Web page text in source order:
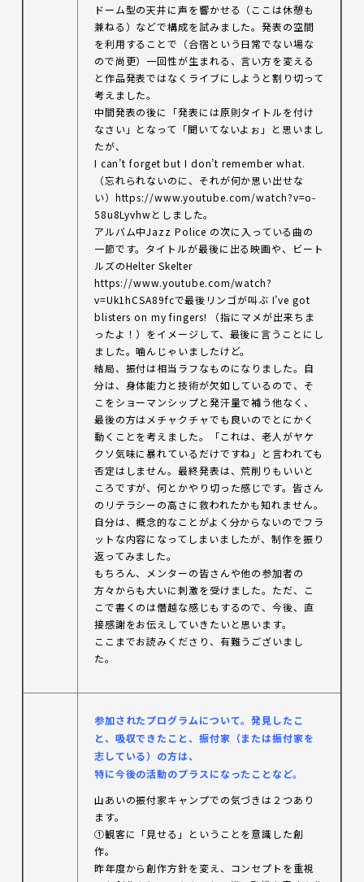
ドーム型の天井に声を響かせる（ここは休憩も
兼ねる）などで構成を試みました。発表の空間
を利用することで（合宿という日常でない場な
ので尚更）一回性が生まれる、言い方を変える
と作品発表ではなくライブにしようと割り切って
考えました。
中間発表の後に「発表には原則タイトルを付け
なさい」となって「聞いてないよぉ」と思いまし
たが、
I can’t forget but I don’t remember what.
（忘れられないのに、それが何か思い出せな
い）https://www.youtube.com/watch?v=o-
58u8Lyvhwとしました。
アルバム中Jazz Police の次に入っている曲の
一節です。タイトルが最後に出る映画や、ビート
ルズのHelter Skelter
https://www.youtube.com/watch?
v=Uk1hCSA89fcで最後リンゴが叫ぶ I’ve got
blisters on my fingers! （指にマメが出来ちま
ったよ！）をイメージして、最後に言うことにし
ました。噛んじゃいましたけど。
結局、振付は相当ラフなものになりました。自
分は、身体能力と技術が欠如しているので、そ
こをショーマンシップと発汗量で補う他なく、
最後の方はメチャクチャでも良いのでとにかく
動くことを考えました。「これは、老人がヤケ
クソ気味に暴れているだけですね」と言われても
否定はしません。最終発表は、荒削りもいいと
ころですが、何とかやり切った感じです。皆さん
のリテラシーの高さに救われたかも知れません。
自分は、概念的なことがよく分からないのでフラ
ットな内容になってしまいましたが、制作を振り
返ってみました。
もちろん、メンターの皆さんや他の参加者の
方々からも大いに刺激を受けました。ただ、こ
こで書くのは僭越な感じもするので、今後、直
接感謝をお伝えしていきたいと思います。
ここまでお読みくださり、有難うございまし
た。
参加されたプログラムについて。発見したこ
と、吸収できたこと、振付家（または振付家を
志している）の方は、
特に今後の活動のプラスになったことなど。
山あいの振付家キャンプでの気づきは２つあり
ます。
①観客に「見せる」ということを意識した創
作。
昨年度から創作方針を変え、コンセプトを重視